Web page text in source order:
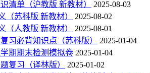
清单（沪教版 新教材）
2025-08-03
（苏科版 新教材）
2025-08-02
（人教版 新教材）
2025-08-01
习必背知识点（苏科版）
2025-01-04
期期末检测模拟卷 2025-01-04
复习（译林版）
2025-01-02